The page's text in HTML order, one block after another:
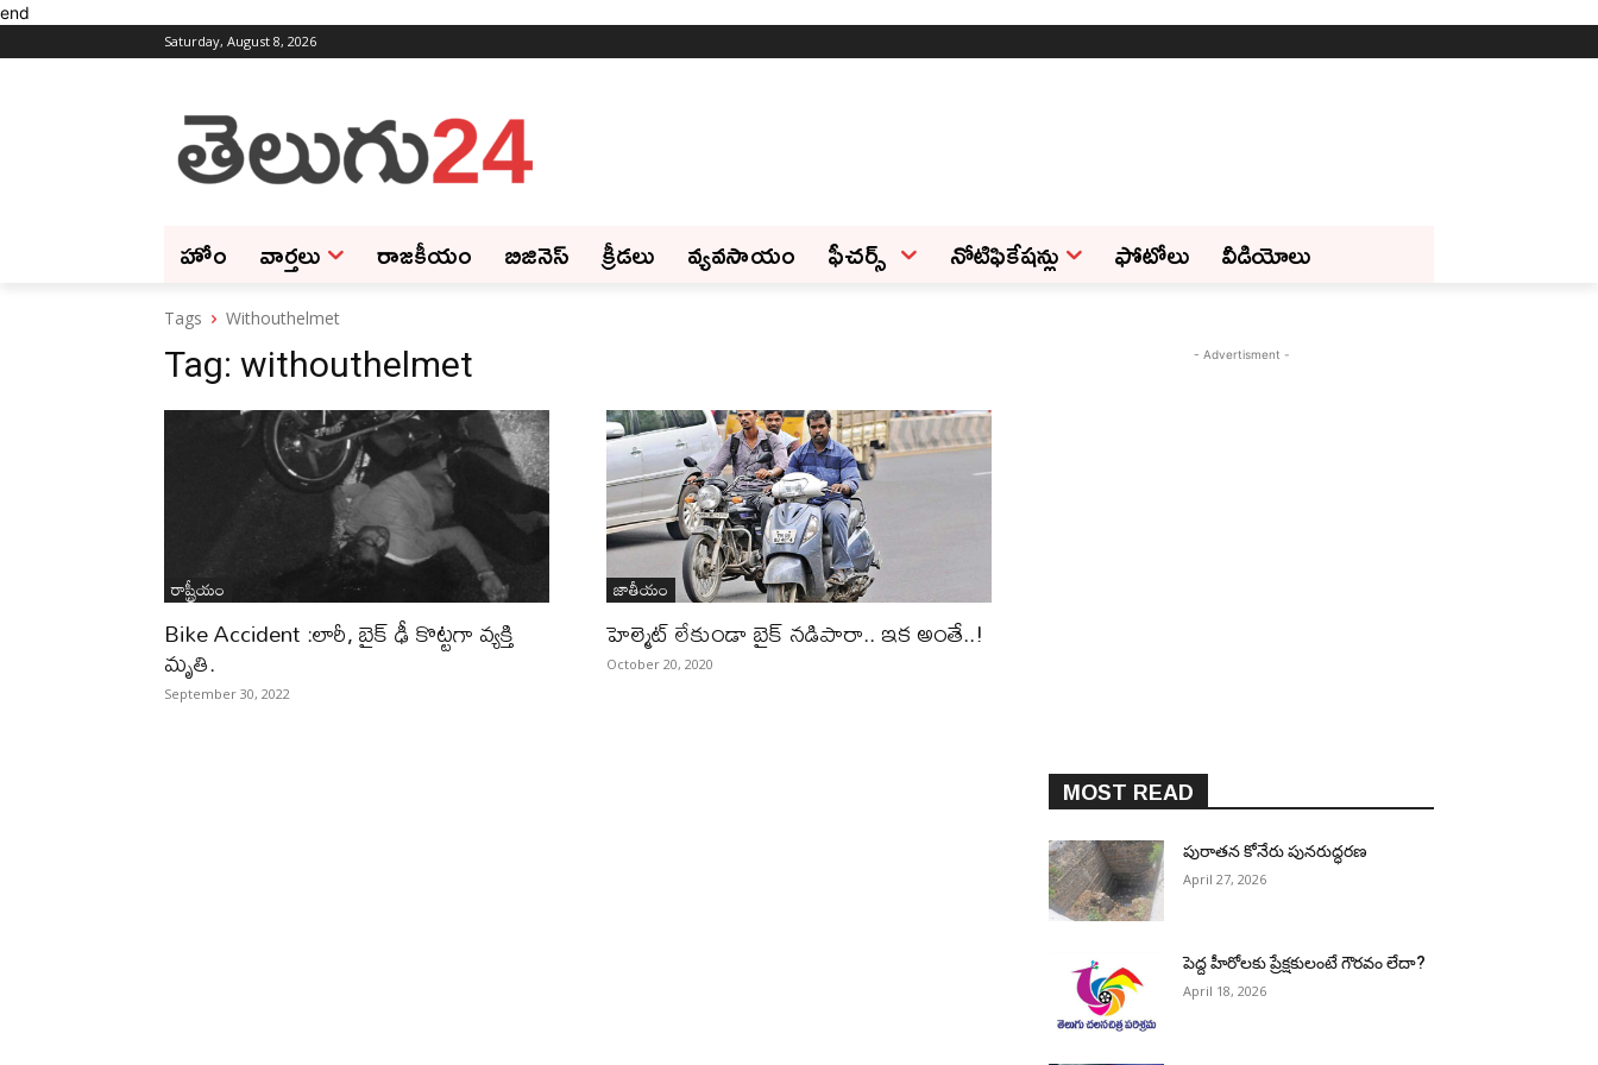
end
Saturday, August 8, 2026
హోం వార్తలు రాజకీయం బిజినెస్‌ క్రీడలు వ్యవసాయం ఫీచ‌ర్స్ ‌ నోటిఫికేషన్లు ఫోటోలు వీడియోలు
Tags Withouthelmet
Tag: withouthelmet
రాష్ట్రీయం
Bike Accident :లారీ, బైక్ ఢీ కొట్టగా వ్యక్తి
మృతి.
September 30, 2022
జాతీయం
హెల్మెట్‌ లేకుండా బైక్‌ నడిపారా.. ఇక అంతే..!
October 20, 2020
- Advertisment -
MOST READ
పురాత‌న కోనేరు పున‌రుద్ధ‌ర‌ణ
April 27, 2026
పెద్ద హీరోల‌కు ప్రేక్ష‌కులంటే గౌర‌వం లేదా?
April 18, 2026